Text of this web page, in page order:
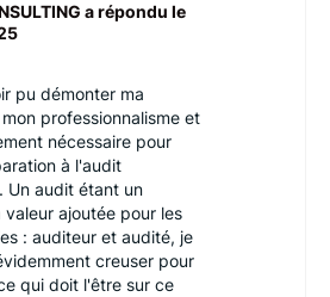
a répondu le
pu démonter ma
professionnalisme et
nécessaire pour
à l'audit
Un audit étant un
ajoutée pour les
: auditeur et audité, je
creuser pour
qui doit l'être sur ce